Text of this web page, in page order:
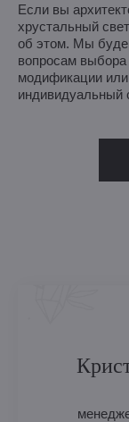
Если вы
хрустальный
об этом. Мы
вопросам
модификации
индивидуальный